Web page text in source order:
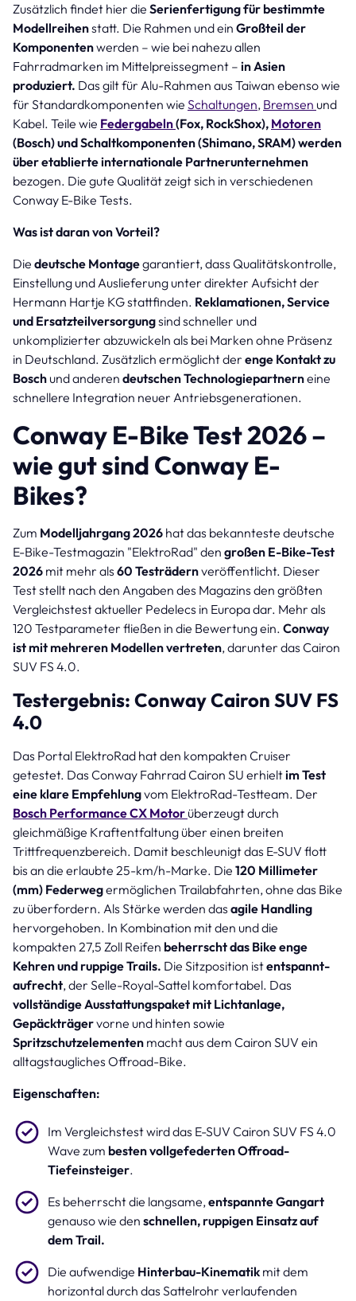
Zusätzlich findet hier die Serienfertigung für bestimmte
Modellreihenstatt. Die Rahmen und ein Großteil der
Komponentenwerden – wie bei nahezu allen
Fahrradmarken im Mittelpreissegment – in Asien
produziert. Das gilt für Alu-Rahmen aus Taiwan ebenso wie
für Standardkomponenten wie Schaltungen, Bremsen und
Kabel. Teile wie Federgabeln(Fox, RockShox), Motoren
(Bosch) und Schaltkomponenten (Shimano, SRAM) werden
über etablierte internationale Partnerunternehmen
bezogen. Die gute Qualität zeigt sich in verschiedenen
Conway E-Bike Tests.
Was ist daran von Vorteil?
Die deutsche Montagegarantiert, dass Qualitätskontrolle,
Einstellung und Auslieferung unter direkter Aufsicht der
Hermann Hartje KG stattfinden. Reklamationen, Service
und Ersatzteilversorgungsind schneller und
unkomplizierter abzuwickeln als bei Marken ohne Präsenz
in Deutschland. Zusätzlich ermöglicht der enge Kontakt zu
Bosch und anderen deutschen Technologiepartnerneine
schnellere Integration neuer Antriebsgenerationen.
Conway E-Bike Test 2026 –
wie gut sind Conway E-
Bikes?
Zum Modelljahrgang 2026 hat das bekannteste deutsche
E-Bike-Testmagazin "ElektroRad" den großen E-Bike-Test
2026 mit mehr als 60 Testrädernveröffentlicht. Dieser
Test stellt nach den Angaben des Magazins den größten
Vergleichstest aktueller Pedelecs in Europa dar. Mehr als
120 Testparameter fließen in die Bewertung ein. Conway
ist mit mehreren Modellen vertreten, darunter das Cairon
SUV FS 4.0.
Testergebnis: Conway Cairon SUV FS
4.0
Das Portal ElektroRad hat den kompakten Cruiser
getestet. Das Conway Fahrrad Cairon SU erhieltim Test
eine klare Empfehlungvom ElektroRad-Testteam. Der
Bosch Performance CX Motor überzeugt durch
gleichmäßige Kraftentfaltung über einen breiten
Trittfrequenzbereich. Damit beschleunigt das E-SUV flott
bis an die erlaubte 25-km/h-Marke. Die 120 Millimeter
(mm) Federwegermöglichen Trailabfahrten, ohne das Bike
zu überfordern. Als Stärke werden das agile Handling
hervorgehoben. In Kombination mit den und die
kompakten 27,5 Zoll Reifen beherrscht das Bike enge
Kehren und ruppige Trails. Die Sitzposition istentspannt-
aufrecht, der Selle-Royal-Sattel komfortabel. Das
vollständige Ausstattungspaket mit Lichtanlage,
Gepäckträgervorne und hinten sowie
Spritzschutzelementen macht aus dem Cairon SUV ein
alltagstaugliches Offroad-Bike.
Eigenschaften:
Im Vergleichstest wird das E-SUV Cairon SUV FS 4.0
Wave zum besten vollgefederten Offroad-
Tiefeinsteiger.
Es beherrscht die langsame,entspannte Gangart
genauso wie den schnellen, ruppigen Einsatz auf
dem Trail.
Die aufwendige Hinterbau-Kinematikmit dem
horizontal durch das Sattelrohr verlaufenden